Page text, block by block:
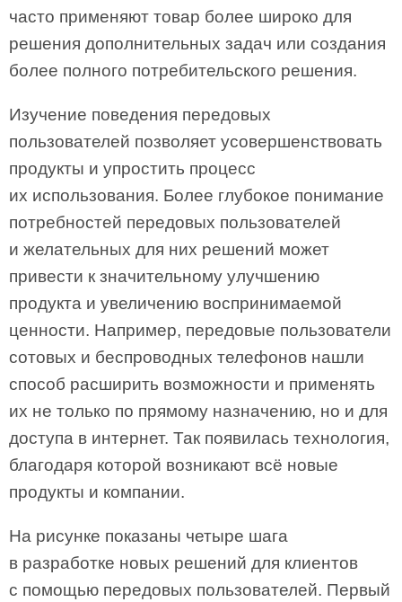
часто применяют товар более широко для
решения дополнительных задач или создания
более полного потребительского решения.
Изучение поведения передовых
пользователей позволяет усовершенствовать
продукты и упростить процесс
их использования. Более глубокое понимание
потребностей передовых пользователей
и желательных для них решений может
привести к значительному улучшению
продукта и увеличению воспринимаемой
ценности. Например, передовые пользователи
сотовых и беспроводных телефонов нашли
способ расширить возможности и применять
их не только по прямому назначению, но и для
доступа в интернет. Так появилась технология,
благодаря которой возникают всё новые
продукты и компании.
На рисунке показаны четыре шага
в разработке новых решений для клиентов
с помощью передовых пользователей. Первый